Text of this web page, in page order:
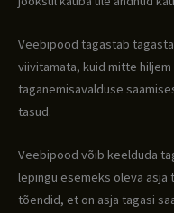
Veebipood tagastab
viivitamata, kuid mitte
taganemisavalduse
tasud.
Veebipood võib keelduda
lepingu esemeks oleva asja
tõendid, et on asja tagasi